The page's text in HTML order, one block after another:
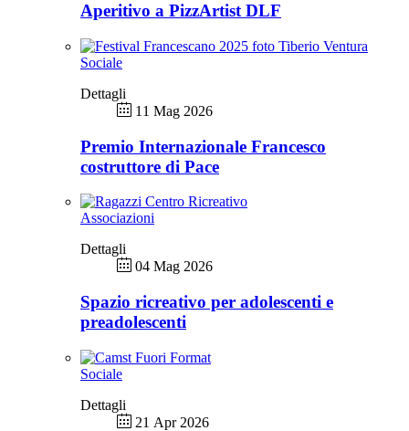
Aperitivo a PizzArtist DLF
Sociale
Dettagli
11 Mag 2026
Premio Internazionale Francesco
costruttore di Pace
Associazioni
Dettagli
04 Mag 2026
Spazio ricreativo per adolescenti e
preadolescenti
Sociale
Dettagli
21 Apr 2026